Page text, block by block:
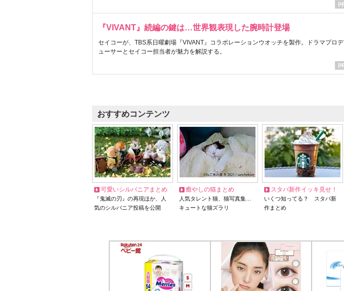
『VIVANT』続編の鍵は…世界観表現した腕時計登場
セイコーが、TBS系日曜劇場『VIVANT』コラボレーションウオッチを製作。ドラマプロデ
ューサーとセイコー担当者が魅力を解説する。
おすすめコンテンツ
可愛いシルバニアまとめ
『鬼滅の刃』の再現ほか、人
気のシルバニア投稿を公開
癒やしの猫まとめ
人気タレント猫、猫写真集…
キュートな猫ズラリ
スタバ新作イッキ見せ！
いくつ知ってる？ スタバ新
作まとめ